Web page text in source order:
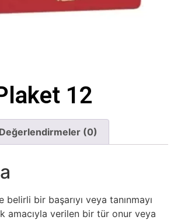
12
Değerlendirmeler (0)
belirli bir başarıyı veya tanınmayı
amacıyla verilen bir tür onur veya